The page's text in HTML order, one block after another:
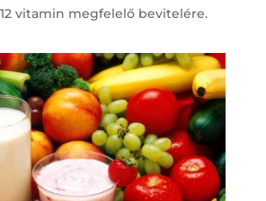
vitamin megfelelő bevitelére.